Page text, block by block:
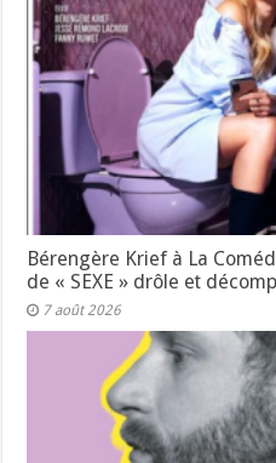
Bérengère Krief à La
de « SEXE » drôle et
7 août 2026